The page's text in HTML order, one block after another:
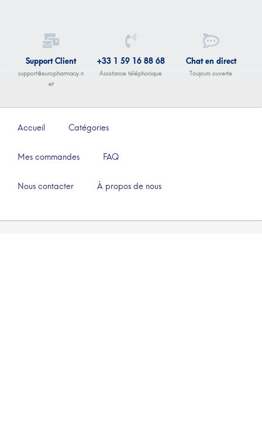
Support Client
support@europharmacy.n
et
+33 1 59 16 88 68
Assistance téléphonique
Chat en direct
Toujours ouverte
Accueil Catégories
Mes commandes FAQ
Nous contacter À propos de nous